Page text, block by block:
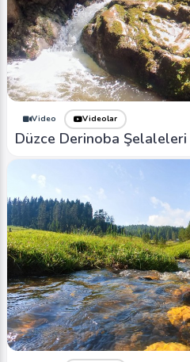
Video Videolar
Düzce Derinoba Şelaleleri